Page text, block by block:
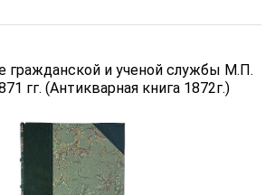
гражданской и ученой службы М.П.
гг. (Антикварная книга 1872г.)